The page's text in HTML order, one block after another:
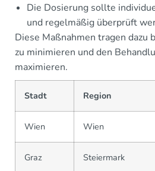
Die Dosierung sollte
und regelmäßig überprüft
Diese Maßnahmen tragen dazu
zu minimieren und den
maximieren.
Stadt Region
Wien Wien
Graz Steiermark